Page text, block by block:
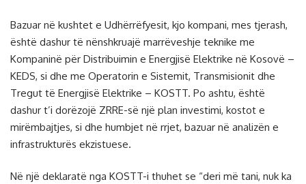
Bazuar në kushtet e Udhërrëfyesit, kjo kompani, mes tjerash,
është dashur të nënshkruajë marrëveshje teknike me
Kompaninë për Distribuimin e Energjisë Elektrike në Kosovë –
KEDS, si dhe me Operatorin e Sistemit, Transmisionit dhe
Tregut të Energjisë Elektrike – KOSTT. Po ashtu, është
dashur t’i dorëzojë ZRRE-së një plan investimi, kostot e
mirëmbajtjes, si dhe humbjet në rrjet, bazuar në analizën e
infrastrukturës ekzistuese.
Në një deklaratë nga KOSTT-i thuhet se “deri më tani, nuk ka